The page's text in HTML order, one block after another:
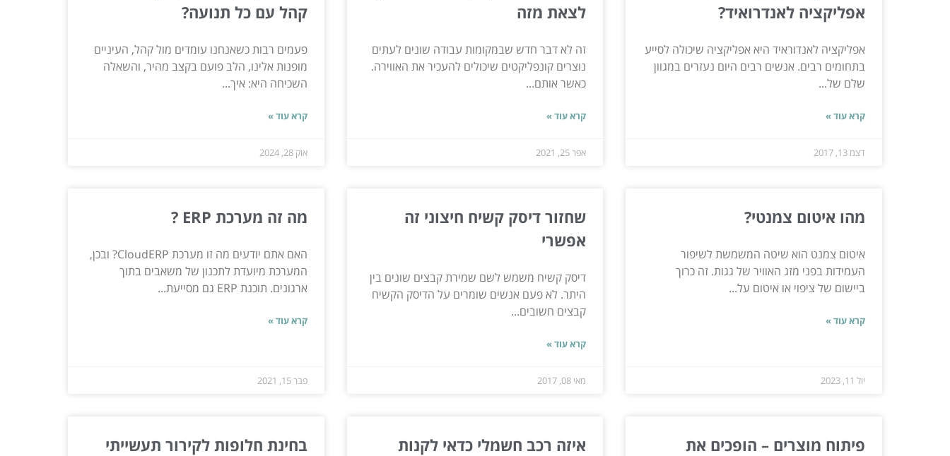
אפליקציה לאנדרואיד?
אפליקציה לאנדוראיד היא אפליקציה שיכולה לסייע
בתחומים רבים. אנשים רבים היום נעזרים במגוון
שלם של...
קרא עוד »
דצמ 13, 2017
לצאת מזה
זה לא דבר חדש שבמקומות עבודה שונים לעתים
נוצרים קונפליקטים שיכולים להעכיר את האווירה.
כאשר אותם...
קרא עוד »
אפר 25, 2021
קהל עם כל תנועה?
פעמים רבות כשאנחנו עומדים מול קהל, העיניים
מופנות אלינו, הלב פועם בקצב מהיר, והשאלה
השכיחה היא: איך...
קרא עוד »
אוק 28, 2024
מהו איטום צמנטי?
איטום צמנט הוא שיטה המשמשת לשיפור
העמידות בפני מזג האוויר של גגות. זה כרוך
ביישום של ציפוי או איטום על...
קרא עוד »
יול 11, 2023
שחזור דיסק קשיח חיצוני זה
אפשרי
דיסק קשיח משמש לשם שמירת קבצים שונים בין
היתר. לא פעם אנשים שומרים על הדיסק הקשיח
קבצים חשובים...
קרא עוד »
מאי 08, 2017
מה זה מערכת ERP ?
האם אתם יודעים מה זו מערכת CloudERP? ובכן,
המערכת מיועדת לתכנון של משאבים בתוך
ארגונים. תוכנת ERP גם מסייעת...
קרא עוד »
פבר 15, 2021
פיתוח מוצרים – הופכים את
איזה רכב חשמלי כדאי לקנות בחינת חלופות לקירור תעשייתי